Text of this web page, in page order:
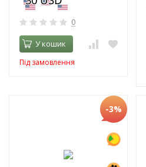
0
У кошик
Під замовлення
-3%